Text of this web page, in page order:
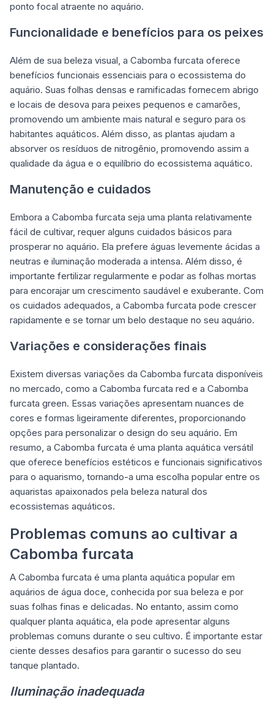
ponto focal atraente no aquário.
Funcionalidade e benefícios para os peixes
Além de sua beleza visual, a Cabomba furcata oferece
benefícios funcionais essenciais para o ecossistema do
aquário. Suas folhas densas e ramificadas fornecem abrigo
e locais de desova para peixes pequenos e camarões,
promovendo um ambiente mais natural e seguro para os
habitantes aquáticos. Além disso, as plantas ajudam a
absorver os resíduos de nitrogênio, promovendo assim a
qualidade da água e o equilíbrio do ecossistema aquático.
Manutenção e cuidados
Embora a Cabomba furcata seja uma planta relativamente
fácil de cultivar, requer alguns cuidados básicos para
prosperar no aquário. Ela prefere águas levemente ácidas a
neutras e iluminação moderada a intensa. Além disso, é
importante fertilizar regularmente e podar as folhas mortas
para encorajar um crescimento saudável e exuberante. Com
os cuidados adequados, a Cabomba furcata pode crescer
rapidamente e se tornar um belo destaque no seu aquário.
Variações e considerações finais
Existem diversas variações da Cabomba furcata disponíveis
no mercado, como a Cabomba furcata red e a Cabomba
furcata green. Essas variações apresentam nuances de
cores e formas ligeiramente diferentes, proporcionando
opções para personalizar o design do seu aquário. Em
resumo, a Cabomba furcata é uma planta aquática versátil
que oferece benefícios estéticos e funcionais significativos
para o aquarismo, tornando-a uma escolha popular entre os
aquaristas apaixonados pela beleza natural dos
ecossistemas aquáticos.
Problemas comuns ao cultivar a
Cabomba furcata
A Cabomba furcata é uma planta aquática popular em
aquários de água doce, conhecida por sua beleza e por
suas folhas finas e delicadas. No entanto, assim como
qualquer planta aquática, ela pode apresentar alguns
problemas comuns durante o seu cultivo. É importante estar
ciente desses desafios para garantir o sucesso do seu
tanque plantado.
Iluminação inadequada